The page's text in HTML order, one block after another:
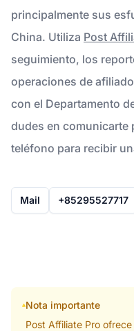
principalmente sus
China. Utiliza Post
seguimiento, los
operaciones de
con el Departamento
dudes en comunicarte
teléfono para recibir
Mail +85295527717
Nota importante
Post Affiliate Pro